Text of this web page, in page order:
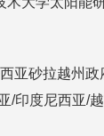
亚砂拉越州
印度尼西亚/